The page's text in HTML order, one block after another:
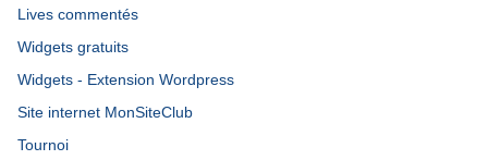
Lives commentés
Widgets gratuits
Widgets - Extension Wordpress
Site internet MonSiteClub
Tournoi